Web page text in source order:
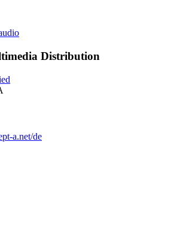
Distribution
a.net/de